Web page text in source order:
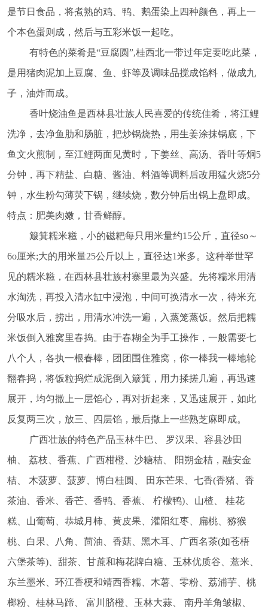
是节日食品，将煮熟的鸡、鸭、鹅蛋染上四种颜色，再上一
个本色蛋则成，然后与五彩米饭一起吃。
有特色的菜肴是“豆腐圆”,桂西北一带过年定要吃此菜，
是用猪肉泥加上豆腐、鱼、虾等及调味品搅成馅料，做成九
子，油炸而成。
香叶烧油鱼是西林县壮族人民喜爱的传统佳肴，将江鲤
洗净，去净鱼肋和肠脏，把炒锅烧热，用生姜涂抹锅底，下
鱼文火煎制，至江鲤两面见黄时，下姜丝、高汤、香叶等炯5
分钟，再下精盐、白糖、酱油、料酒等调料后改用猛火烧5分
钟，水生粉勾薄荧下锅，继续烧，数分钟后出锅上盘即成。
特点：肥美肉嫩，甘香鲜醇。
簸箕糯米糍，小的磁粑每只用米量约15公斤，直径so～
6o厘米;大的用米量25公斤以上，直径达1米多。这种举世罕
见的糯米糍，在西林县壮族村寨里最为兴盛。先将糯米用清
水淘洗，再投入清水缸中浸泡，中间可换清水一次，待米充
分吸水后，捞出，用清水冲洗一遍，入蒸笼蒸饭。然后把糯
米饭倒入雅窝里春捣。由于春糊全为手工操作，一般需要七
八个人，各执一根春棒，团团围住雅窝，你一棒我一棒地轮
翻春捣，将饭粒捣烂成泥倒入簸箕，用力揉搓几遍，再迅速
展开，均匀撒上一层馅心，再对折起来，又迅速展开，如此
反复两三次，放三、四层馅，最后撒上一些熟芝麻即成。
广西壮族的特色产品玉林牛巴、
罗汉果、容县沙田
柚、
荔枝、香蕉、广西柑橙、沙糖桔、
阳朔金桔，融安金
桔、
木菠萝、菠萝、博白桂圆、 田东芒果、七香(香猪、香
茶油、香米、香芒、香鸭、香蕉、 柠檬鸭)、山楂、 桂花
糕、山葡萄、恭城月柿、黄皮果、灌阳红枣、扁桃、猕猴
桃、白果、八角、茴油、香菇、黑木耳、广西名茶(如苍梧
六堡茶等)、甜茶、甘蔗和梅花牌白糖、玉林优质谷、薏米、
东兰墨米、环江香梗和靖西香糯、木薯、零粉、荔浦芋、桃
榔粉、桂林马蹄、 富川脐橙、玉林大蒜、 南丹羊角皱椒、